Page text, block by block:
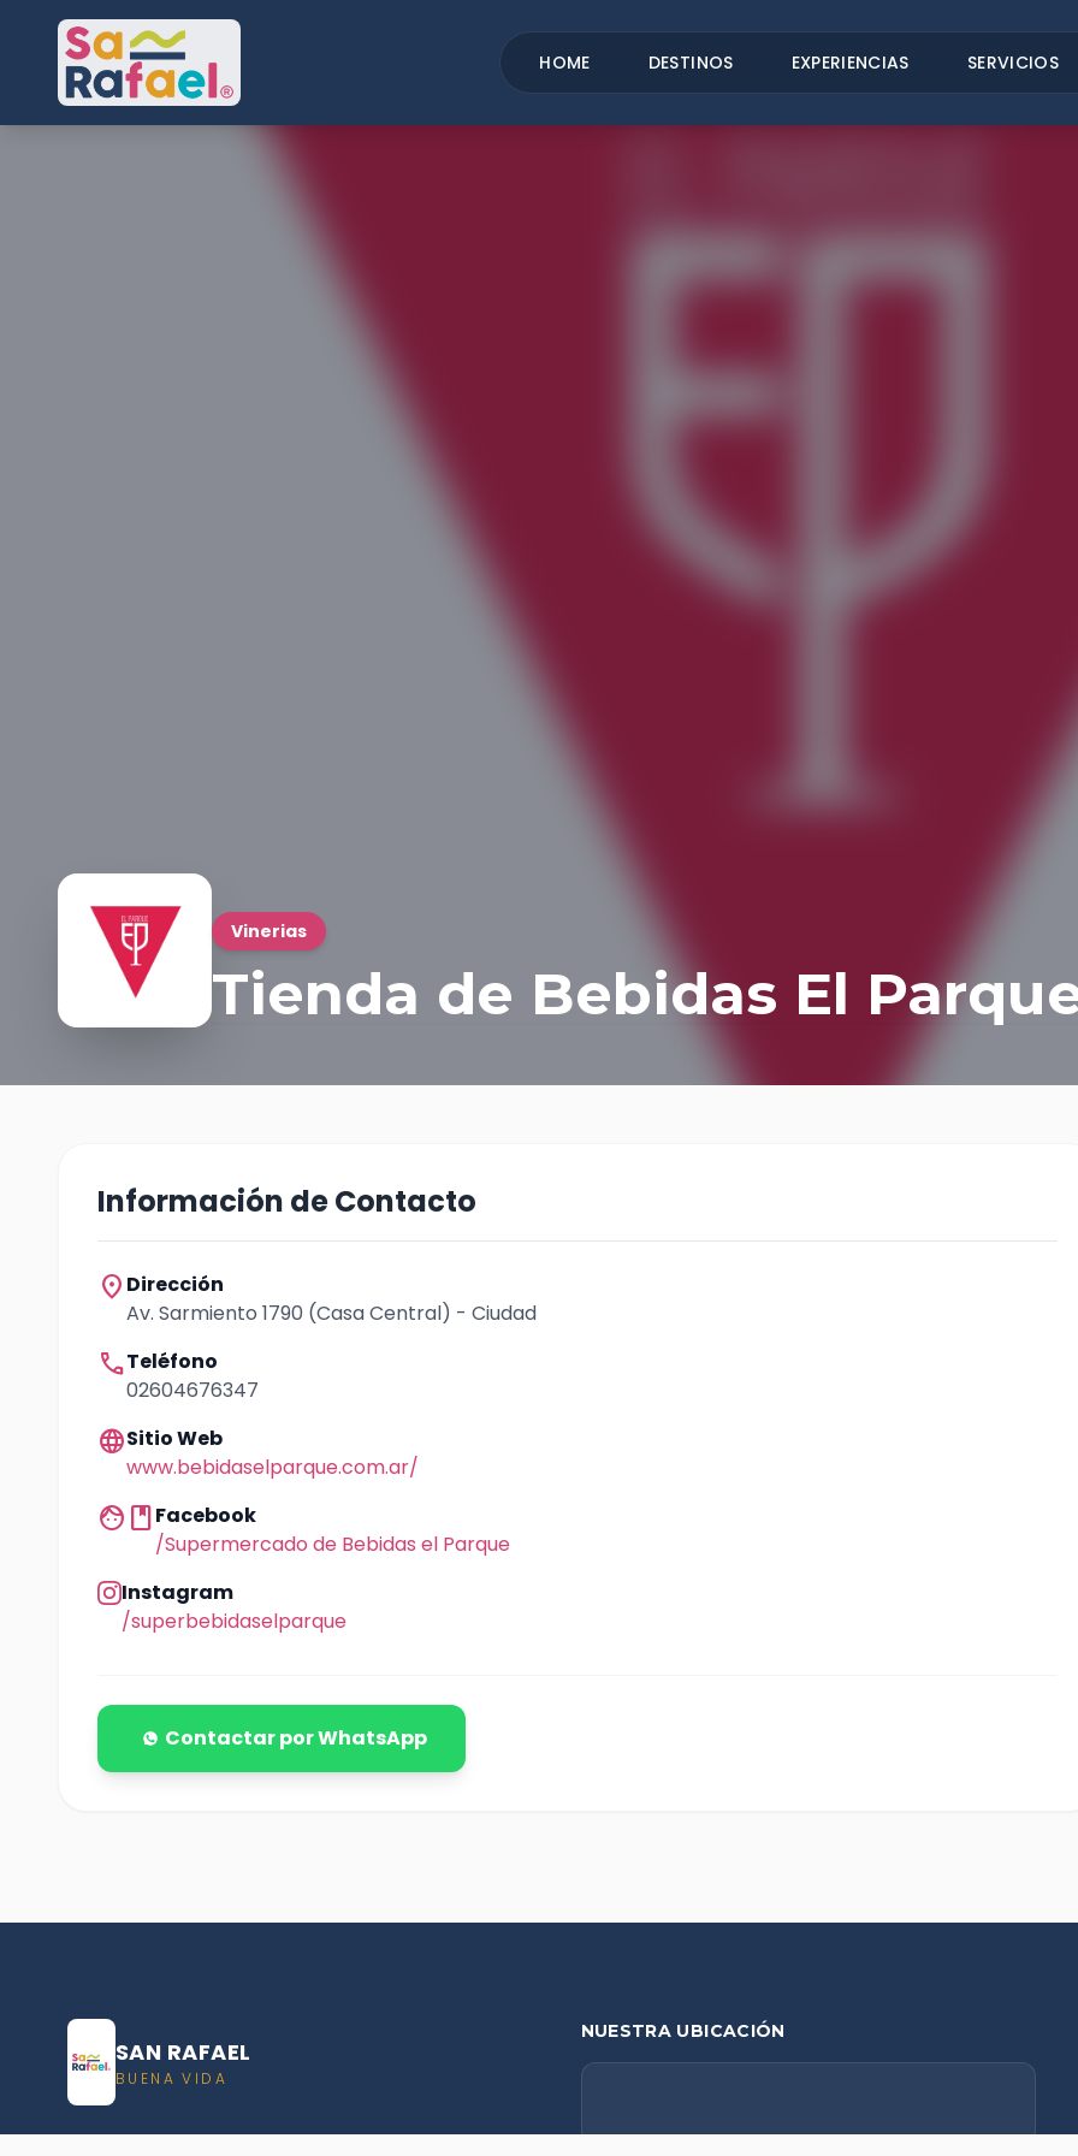
HOME DESTINOS EXPERIENCIAS SERVICIOS
Vinerias
Tienda de Bebidas El
Información de Contacto
location_on Dirección
Av. Sarmiento 1790 (Casa Central) - Ciudad
callTeléfono
02604676347
languageSitio Web
www.bebidaselparque.com.ar/
facebookFacebook
/Supermercado de Bebidas el Parque
Instagram
/superbebidaselparque
Contactar por WhatsApp
SAN RAFAEL
BUENA VIDA
NUESTRA UBICACIÓN